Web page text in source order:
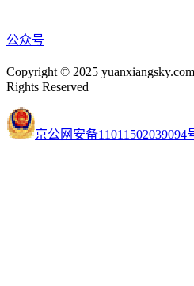
公众号
Copyright © 2025
Rights Reserved
京公网安备11011502039094